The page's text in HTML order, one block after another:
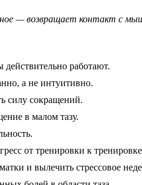
— возвращает контакт с
работают.
а не интуитивно.
силу сокращений.
в малом тазу.
от тренировки к
и вылечить стрессовое